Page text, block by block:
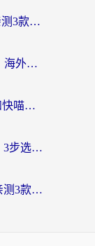
雷神手游和海归好用吗？海外党亲测3款热门回国加速器+番茄加速器深度体验
Malus好用吗？和ChickCN哪个好？海外党亲测：选对回国加速器，追剧游戏不卡顿
海外党实测：斧牛VPN好用吗？和快喵VPN对比哪个回国效果更好？附3款热门加速器深度分析
海外党必看：ExpressVPN怎么样？3步选对回国加速器，无缝刷国内剧玩手游
迅游和云界RIFT哪个好？海外党亲测3款回国加速器，教你无缝刷国内剧玩游戏